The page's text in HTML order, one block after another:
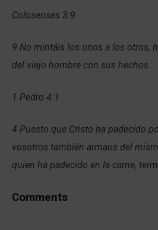
Colosenses 3:9
9 No mintáis los unos a los otros,
del viejo hombre con sus hechos.
1 Pedro 4:1
4 Puesto que Cristo ha padecido
vosotros también armaos del
quien ha padecido en la carne,
Comments